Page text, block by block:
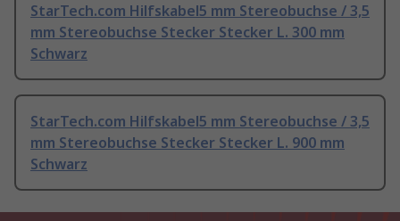
StarTech.com Hilfskabel5 mm Stereobuchse / 3,5
mm Stereobuchse Stecker Stecker L. 300 mm
Schwarz
StarTech.com Hilfskabel5 mm Stereobuchse / 3,5
mm Stereobuchse Stecker Stecker L. 900 mm
Schwarz